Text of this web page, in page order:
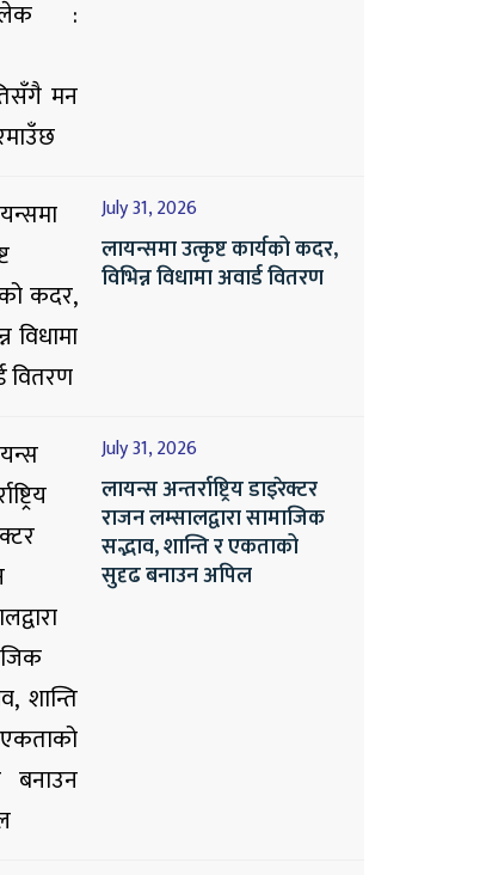
July 31, 2026
लायन्समा उत्कृष्ट कार्यको कदर,
विभिन्न विधामा अवार्ड वितरण
July 31, 2026
लायन्स अन्तर्राष्ट्रिय डाइरेक्टर
राजन लम्सालद्वारा सामाजिक
सद्भाव, शान्ति र एकताको
सुदृढ बनाउन अपिल